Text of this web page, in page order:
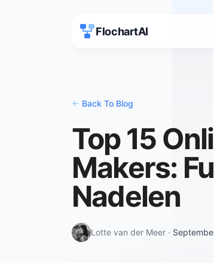
FlochartAI
<- Back To Blog
Top 15
Makers:
Nadelen
Lotte van der Meer ·